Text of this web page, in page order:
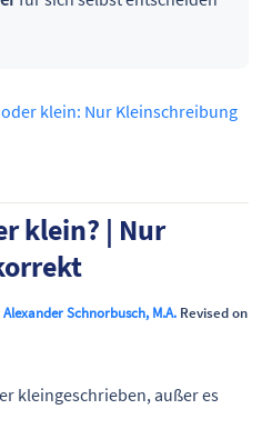
klein: Nur Kleinschreibung
klein? | Nur
Alexander Schnorbusch, M.A. Revised on
kleingeschrieben, außer es